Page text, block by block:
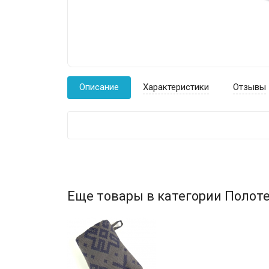
Описание Характеристики Отзывы
Еще товары в категории